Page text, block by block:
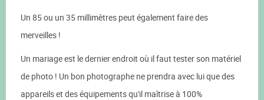
Un 85 ou un 35 millimètres peut également faire des
merveilles !
Un mariage est le dernier endroit où il faut tester son matériel
de photo ! Un bon photographe ne prendra avec lui que des
appareils et des équipements qu'il maîtrise à 100%